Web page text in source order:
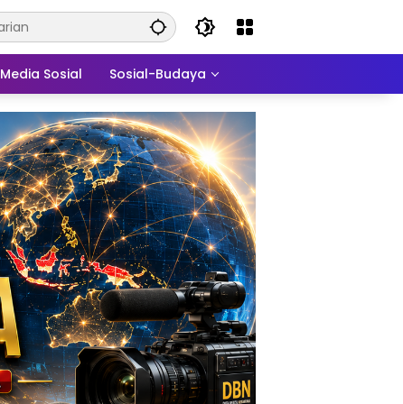
Media Sosial Sosial-Budaya